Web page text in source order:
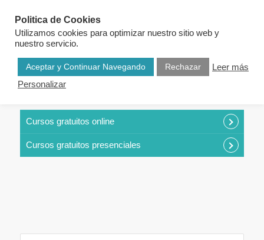
Cursos gratuitos online
Cursos gratuitos presenciales
Politica de Cookies
Utilizamos cookies para optimizar nuestro sitio web y
nuestro servicio.
Aceptar y Continuar Navegando Rechazar
Leer más
Personalizar